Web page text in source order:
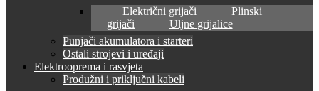
Električni grijači
Plinski
grijači
Uljne grijalice
Punjači akumulatora i starteri
Ostali strojevi i uređaji
Elektrooprema i rasvjeta
Produžni i priključni kabeli